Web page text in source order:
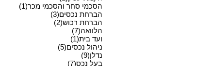
הסכמי סחר והסכמי מכר(1)
הברחת נכסים(3)
הברחת רכוש(2)
הלוואה(7)
ועד בית(1)
ניהול נכסים(5)
נדלן(9)
בעל נכס(7)